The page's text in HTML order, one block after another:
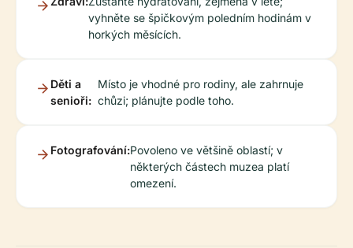
vyhněte se špičkovým poledním hodinám v
horkých měsících.
Děti a
senioři:
Místo je vhodné pro rodiny, ale zahrnuje
chůzi; plánujte podle toho.
Fotografování:Povoleno ve většině oblastí; v
některých částech muzea platí
omezení.